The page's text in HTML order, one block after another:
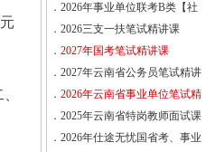
． 2026年事业单位联考B类【社
． 2026三支一扶笔试精讲课
． 2027年国考笔试精讲课
． 2027年云南省公务员笔试精讲
． 2026年云南省事业单位笔试精
． 2025年云南省特岗教师面试课
． 2026年仕途无忧国省考、事业